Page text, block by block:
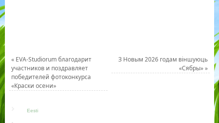
«EVA-Studiorum благодарит
участников и поздравляет
победителей фотоконкурса
«Краски осени»
З Новым 2026 годам вiншуюць
«Сябры»»
Eesti